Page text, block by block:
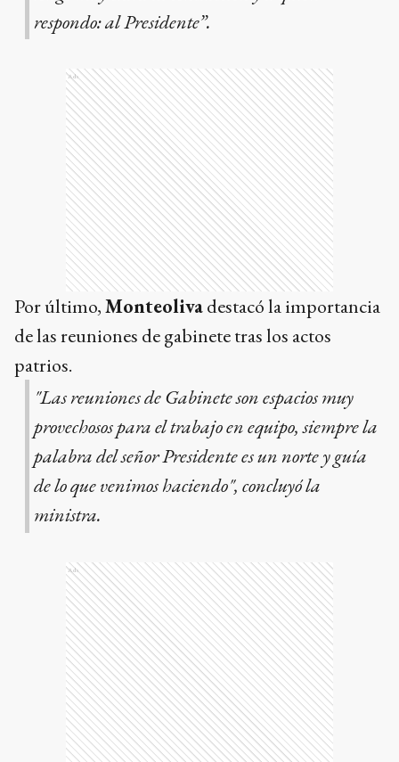
respondo: al Presidente”.
Ads
Por último,Monteolivadestacó la importancia
de las reuniones de gabinete tras los actos
patrios.
"Las reuniones de Gabinete son espacios muy
provechosos para el trabajo en equipo, siempre la
palabra del señor Presidente es un norte y guía
de lo que venimos haciendo", concluyó la
ministra.
Ads